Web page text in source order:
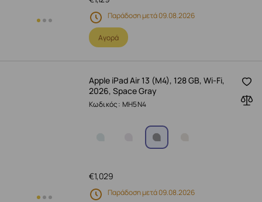
Παράδοση μετά 09.08.2026
Αγορά
Apple iPad Air 13 (M4), 128 GB, Wi-Fi,
2026, Space Gray
Κωδικός: MH5N4
1,029
€
Παράδοση μετά 09.08.2026